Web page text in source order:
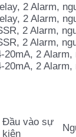
2 Alarm,
2 Alarm,
2 Alarm,
2 Alarm,
20mA, 2 Alarm,
20mA, 2 Alarm,
Đầu vào sự
kiện